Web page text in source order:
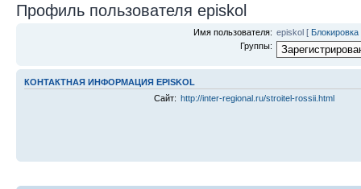
Профиль пользователя episkol
Имя пользователя: episkol [ Блокировка
Группы:
КОНТАКТНАЯ ИНФОРМАЦИЯ EPISKOL
Сайт: http://inter-regional.ru/stroitel-rossii.html